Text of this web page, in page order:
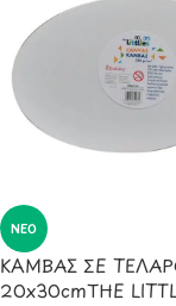
ΝΈΟ
ΚΑΜΒΑΣ ΣΕ
20x30cmΤΗΕ